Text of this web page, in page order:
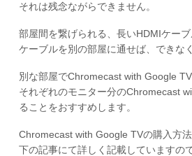
それは残念ながらできません。
部屋間を繋げられる、長いHDMIケー
ケーブルを別の部屋に通せば、できな
別な部屋でChromecast with Google TV
それぞれのモニター分のChromecast
ることをおすすめします。
Chromecast with Google TVの購入方
下の記事にて詳しく記載していますの